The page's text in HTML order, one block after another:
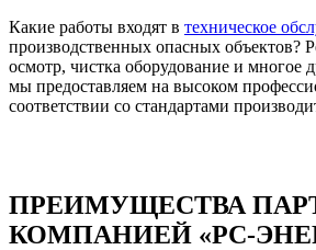
Какие работы входят в техническое
производственных опасных объектов?
осмотр, чистка оборудование и многое
мы предоставляем на высоком
соответствии со стандартами
ПРЕИМУЩЕСТВА
КОМПАНИЕЙ «РС-